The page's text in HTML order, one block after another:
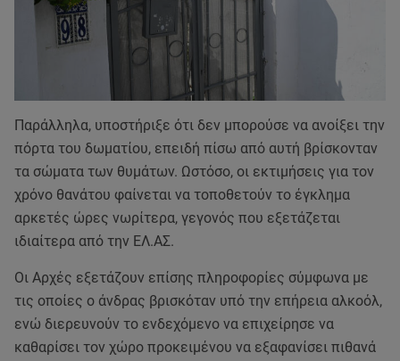
Παράλληλα, υποστήριξε ότι δεν μπορούσε να ανοίξει την
πόρτα του δωματίου, επειδή πίσω από αυτή βρίσκονταν
τα σώματα των θυμάτων. Ωστόσο, οι εκτιμήσεις για τον
χρόνο θανάτου φαίνεται να τοποθετούν το έγκλημα
αρκετές ώρες νωρίτερα, γεγονός που εξετάζεται
ιδιαίτερα από την ΕΛ.ΑΣ.
Οι Αρχές εξετάζουν επίσης πληροφορίες σύμφωνα με
τις οποίες ο άνδρας βρισκόταν υπό την επήρεια αλκοόλ,
ενώ διερευνούν το ενδεχόμενο να επιχείρησε να
καθαρίσει τον χώρο προκειμένου να εξαφανίσει πιθανά